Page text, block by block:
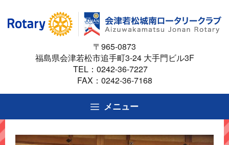
ス
ッ
プ
〒965-0873
福島県会津若松市追手町3-24 大手門ビル3F
TEL： 0242-36-7227
FAX：0242-36-7168
メニュー